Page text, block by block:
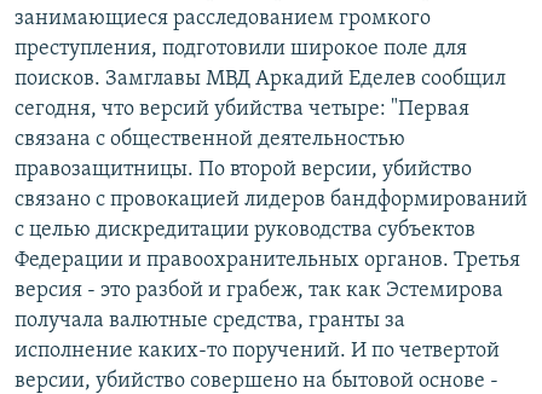
занимающиеся расследованием громкого
преступления, подготовили широкое поле для
поисков. Замглавы МВД Аркадий Еделев сообщил
сегодня, что версий убийства четыре: "Первая
связана с общественной деятельностью
правозащитницы. По второй версии, убийство
связано с провокацией лидеров бандформирований
с целью дискредитации руководства субъектов
Федерации и правоохранительных органов. Третья
версия - это разбой и грабеж, так как Эстемирова
получала валютные средства, гранты за
исполнение каких-то поручений. И по четвертой
версии, убийство совершено на бытовой основе -